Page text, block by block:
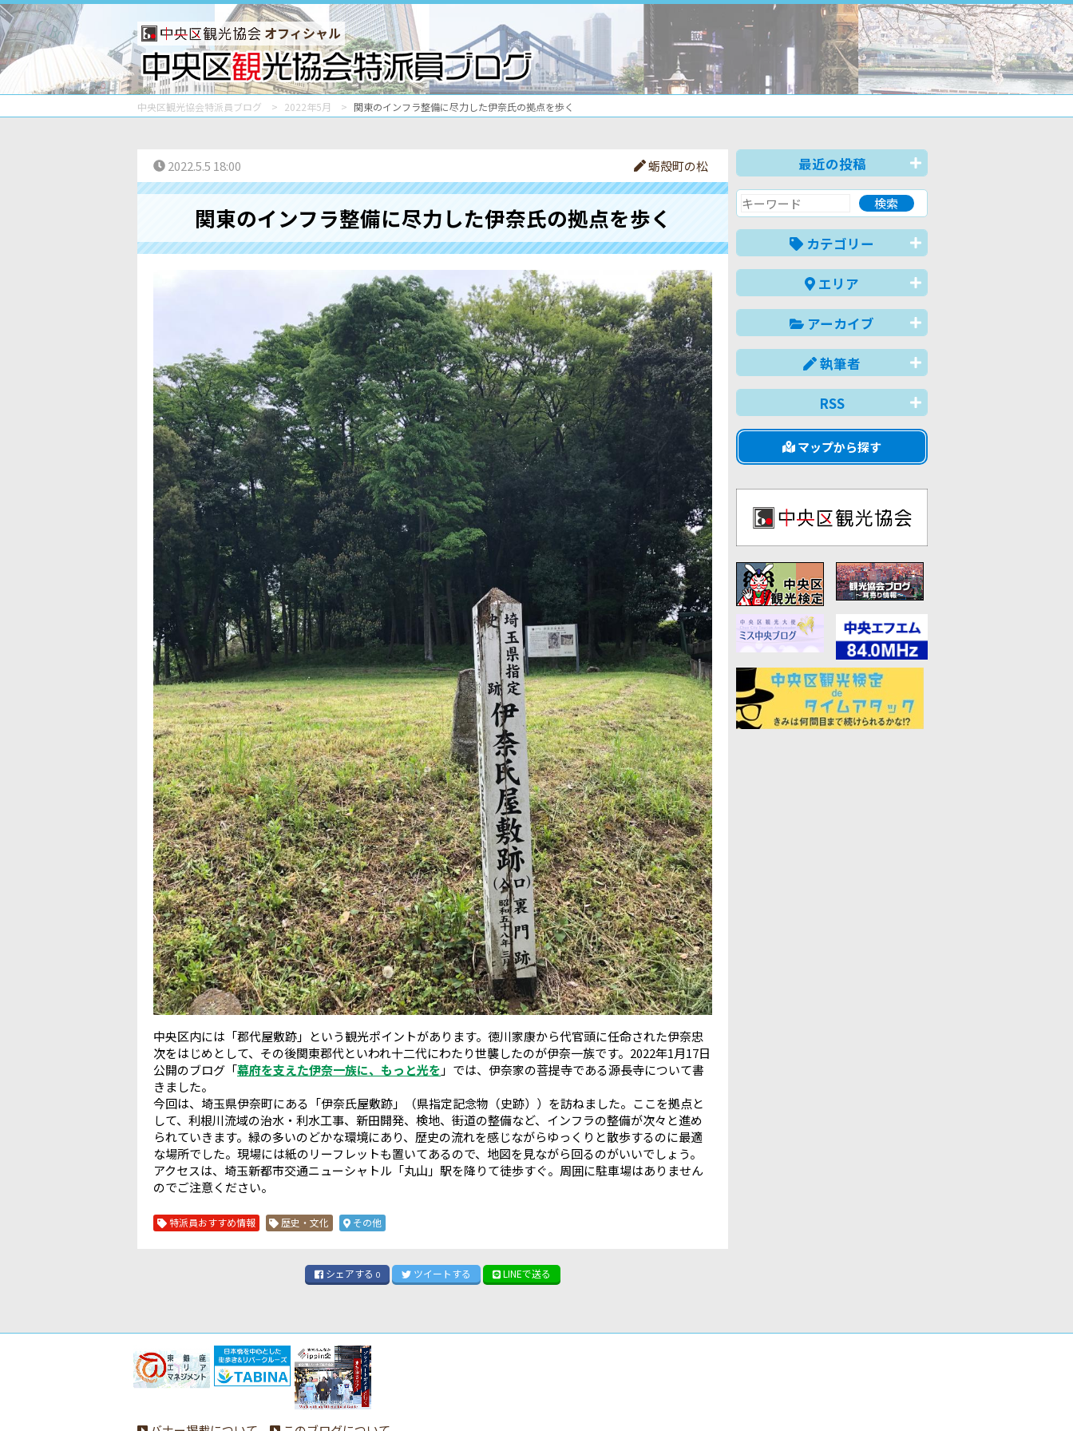
オフィシャル
中央区観光協会特派員ブログ 2022年5月 関東のインフラ整備に尽力した伊奈氏の拠点を歩く
2022.5.5 18:00 蛎殻町の松
関東のインフラ整備に尽力した伊奈氏の拠点を歩く
中央区内には「郡代屋敷跡」という観光ポイントがあります。徳川家康から代官頭に任命された伊奈忠
次をはじめとして、その後関東郡代といわれ十二代にわたり世襲したのが伊奈一族です。2022年1月17日
公開のブログ「幕府を支えた伊奈一族に、もっと光を 」では、伊奈家の菩提寺である源長寺について書
きました。
今回は、埼玉県伊奈町にある「伊奈氏屋敷跡」（県指定記念物（史跡））を訪ねました。ここを拠点と
して、利根川流域の治水・利水工事、新田開発、検地、街道の整備など、インフラの整備が次々と進め
られていきます。緑の多いのどかな環境にあり、歴史の流れを感じながらゆっくりと散歩するのに最適
な場所でした。現場には紙のリーフレットも置いてあるので、地図を見ながら回るのがいいでしょう。
アクセスは、埼玉新都市交通ニューシャトル「丸山」駅を降りて徒歩すぐ。周囲に駐車場はありません
のでご注意ください。
特派員おすすめ情報 歴史・文化 その他
シェアする 0 ツイートする LINEで送る
最近の投稿
カテゴリー
エリア
アーカイブ
執筆者
RSS
マップから探す